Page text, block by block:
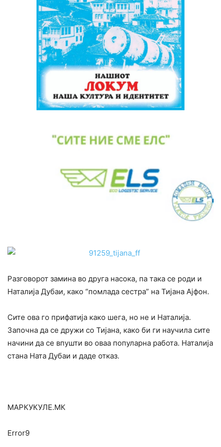
Разговорот замина во друга насока, па така се роди и
Наталија Дубаи, како “помлада сестра” на Тијана Ајфон.
Сите ова го прифатија како шега, но не и Наталија.
Започна да се дружи со Тијана, како би ги научила сите
начини да се впушти во оваа популарна работа. Наталија
стана Ната Дубаи и даде отказ.
МАРКУКУЛЕ.МК
Error9